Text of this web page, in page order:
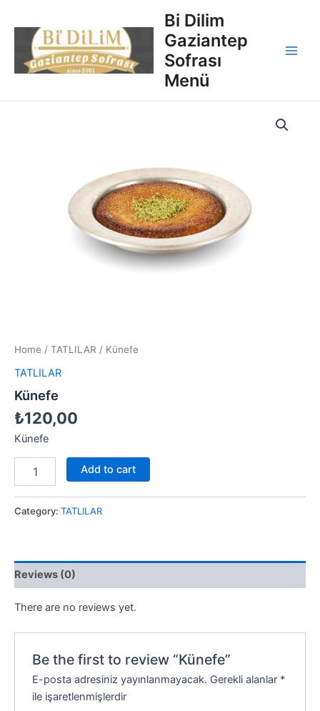
atla
Bi Dilim
Gaziantep
Sofrası
Menü
Home / TATLILAR / Künefe
TATLILAR
Künefe
₺120,00
Künefe
Add to cart
Category: TATLILAR
Reviews (0)
There are no reviews yet.
Be the first to review “Künefe”
E-posta adresiniz yayınlanmayacak. Gerekli alanlar *
ile işaretlenmişlerdir